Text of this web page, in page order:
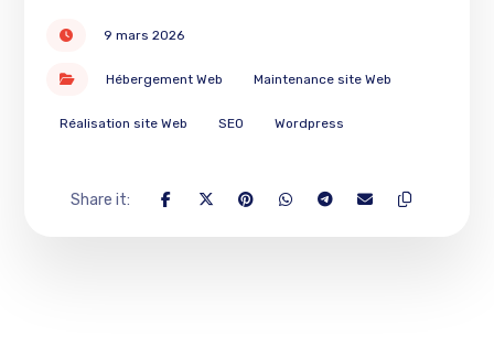
9 mars 2026
Hébergement Web Maintenance site Web
Réalisation site Web SEO Wordpress